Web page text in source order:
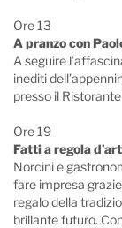
Ore 13
A pranzo con
A seguire
inediti
presso il
Ore 19
Fatti a regola
Norcini e
fare impresa
regalo della
brillante futuro.